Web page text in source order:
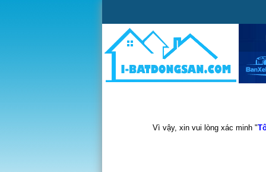
Vì vậy, xin vui lòng xác minh "